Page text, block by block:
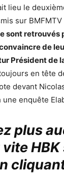
lieu le
sur
sont retrouvés
de
Président de
en tête
devant
enquête
plus
HBK